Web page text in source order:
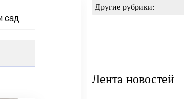
сад
Другие рубрики:
Лента новостей